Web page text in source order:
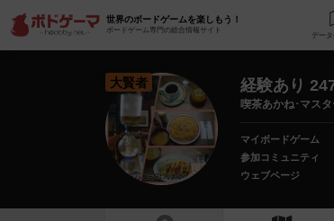
世界のボードゲームを楽しもう！
ボードゲーム専門の総合情報サイト
大賢者 経験あり
喫茶あかね･マス
マイボードゲーム
参加コミュニティ
ウェブページ